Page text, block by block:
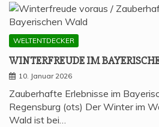
WELTENTDECKER
WIN­TER­FREU­DE IM
10. Januar 2026
Zauberhafte Erlebnisse im
Regensburg (ots) Der Winter im
Wald ist bei…